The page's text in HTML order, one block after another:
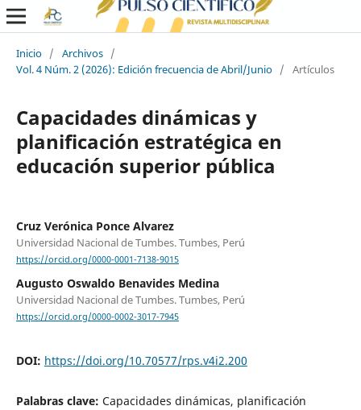
Inicio / Archivos /
Vol. 4 Núm. 2 (2026): Edición frecuencia de Abril/Junio / Artículos
Capacidades dinámicas y
planificación estratégica en
educación superior pública
Cruz Verónica Ponce Alvarez
Universidad Nacional de Tumbes. Tumbes, Perú
https://orcid.org/0000-0001-7138-9015
Augusto Oswaldo Benavides Medina
Universidad Nacional de Tumbes. Tumbes, Perú
https://orcid.org/0000-0002-3017-7945
DOI: https://doi.org/10.70577/rps.v4i2.200
Palabras clave: Capacidades dinámicas, planificación